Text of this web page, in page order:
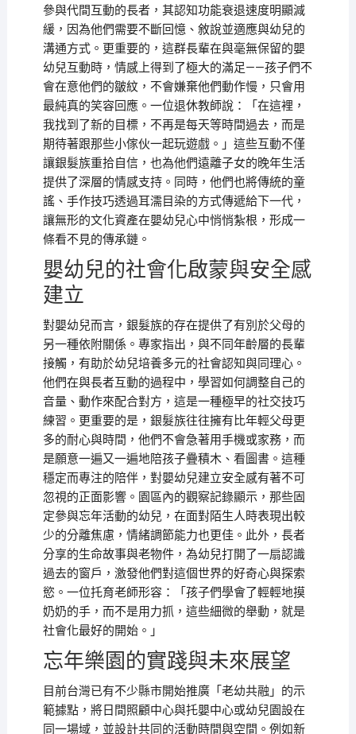
參與代間互動的長者，其認知功能衰退速度明顯減
緩，因為他們需要不斷回憶、敘說並適應與幼兒的
溝通方式。更重要的，這群長輩在與毫無保留的嬰
幼兒互動時，情感上得到了極大的滿足——孩子們不
會在意他們的皺紋，不會嫌棄他們動作慢，只會用
最純真的笑容回應。一位退休教師說：「在這裡，
我找到了新的目標，不再是每天等時間過去，而是
期待著跟那些小傢伙一起玩遊戲。」這些互動不僅
讓銀髮族重拾自信，也為他們遠離子女的晚年生活
提供了深層的情感支持。同時，他們也將傳統的童
謠、手作技巧透過耳濡目染的方式傳遞給下一代，
讓無形的文化資產在嬰幼兒心中悄悄紮根，形成一
條看不見的傳承鏈。
嬰幼兒的社會化啟蒙與安全感
建立
對嬰幼兒而言，銀髮族的存在提供了有別於父母的
另一種依附關係。專家指出，與不同年齡層的長輩
接觸，有助於幼兒培養多元的社會認知與同理心。
他們在與長者互動的過程中，學習如何調整自己的
音量、動作來配合對方，這是一種極早的社交技巧
練習。更重要的是，銀髮族往往擁有比年輕父母更
多的耐心與時間，他們不會急著用手機或家務，而
是願意一遍又一遍地陪孩子疊積木、看圖書。這種
穩定而專注的陪伴，對嬰幼兒建立安全感有著不可
忽視的正面影響。園區內的觀察記錄顯示，那些固
定參與忘年活動的幼兒，在面對陌生人時表現出較
少的分離焦慮，情緒調節能力也更佳。此外，長者
分享的生命故事與老物件，為幼兒打開了一扇認識
過去的窗戶，激發他們對這個世界的好奇心與探索
慾。一位托育老師形容：「孩子們學會了輕輕地摸
奶奶的手，而不是用力抓，這些細微的舉動，就是
社會化最好的開始。」
忘年樂園的實踐與未來展望
目前台灣已有不少縣市開始推廣「老幼共融」的示
範據點，將日間照顧中心與托嬰中心或幼兒園設在
同一場域，並設計共同的活動時間與空間。例如新